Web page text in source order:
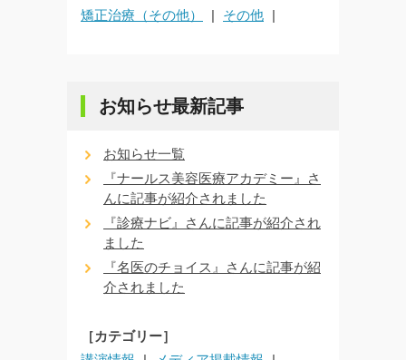
矯正治療（その他）
その他
お知らせ最新記事
お知らせ一覧
『ナールス美容医療アカデミー』さ
んに記事が紹介されました
『診療ナビ』さんに記事が紹介され
ました
『名医のチョイス』さんに記事が紹
介されました
［カテゴリー］